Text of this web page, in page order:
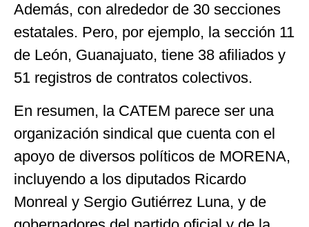
Además, con alrededor de 30 secciones
estatales. Pero, por ejemplo, la sección 11
de León, Guanajuato, tiene 38 afiliados y
51 registros de contratos colectivos.
En resumen, la CATEM parece ser una
organización sindical que cuenta con el
apoyo de diversos políticos de MORENA,
incluyendo a los diputados Ricardo
Monreal y Sergio Gutiérrez Luna, y de